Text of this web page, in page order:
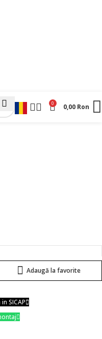
0 0,00 Ron
Adaugă la favorite
SICAP